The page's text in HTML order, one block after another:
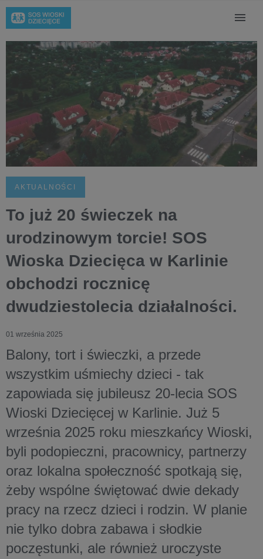
AKTUALNOŚCI
To już 20 świeczek na
urodzinowym torcie! SOS
Wioska Dziecięca w Karlinie
obchodzi rocznicę
dwudziestolecia działalności.
01 września 2025
Balony, tort i świeczki, a przede
wszystkim uśmiechy dzieci - tak
zapowiada się jubileusz 20-lecia SOS
Wioski Dziecięcej w Karlinie. Już 5
września 2025 roku mieszkańcy Wioski,
byli podopieczni, pracownicy, partnerzy
oraz lokalna społeczność spotkają się,
żeby wspólne świętować dwie dekady
pracy na rzecz dzieci i rodzin. W planie
nie tylko dobra zabawa i słodkie
poczęstunki, ale również uroczyste